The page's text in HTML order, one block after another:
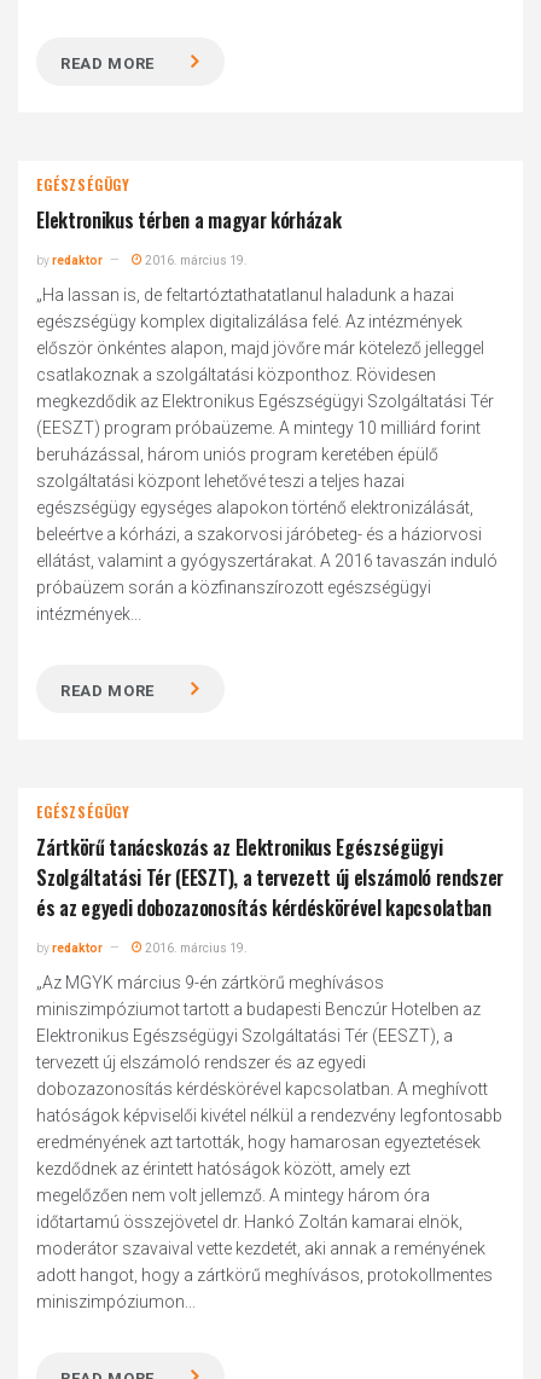
READ MORE
EGÉSZSÉGÜGY
Elektronikus térben a magyar kórházak
byredaktor 2016. március 19.
„Ha lassan is, de feltartóztathatatlanul haladunk a hazai
egészségügy komplex digitalizálása felé. Az intézmények
először önkéntes alapon, majd jövőre már kötelező jelleggel
csatlakoznak a szolgáltatási központhoz. Rövidesen
megkezdődik az Elektronikus Egészségügyi Szolgáltatási Tér
(EESZT) program próbaüzeme. A mintegy 10 milliárd forint
beruházással, három uniós program keretében épülő
szolgáltatási központ lehetővé teszi a teljes hazai
egészségügy egységes alapokon történő elektronizálását,
beleértve a kórházi, a szakorvosi járóbeteg- és a háziorvosi
ellátást, valamint a gyógyszertárakat. A 2016 tavaszán induló
próbaüzem során a közfinanszírozott egészségügyi
intézmények...
READ MORE
EGÉSZSÉGÜGY
Zártkörű tanácskozás az Elektronikus Egészségügyi
Szolgáltatási Tér (EESZT), a tervezett új elszámoló rendszer
és az egyedi dobozazonosítás kérdéskörével kapcsolatban
byredaktor 2016. március 19.
„Az MGYK március 9-én zártkörű meghívásos
miniszimpóziumot tartott a budapesti Benczúr Hotelben az
Elektronikus Egészségügyi Szolgáltatási Tér (EESZT), a
tervezett új elszámoló rendszer és az egyedi
dobozazonosítás kérdéskörével kapcsolatban. A meghívott
hatóságok képviselői kivétel nélkül a rendezvény legfontosabb
eredményének azt tartották, hogy hamarosan egyeztetések
kezdődnek az érintett hatóságok között, amely ezt
megelőzően nem volt jellemző. A mintegy három óra
időtartamú összejövetel dr. Hankó Zoltán kamarai elnök,
moderátor szavaival vette kezdetét, aki annak a reményének
adott hangot, hogy a zártkörű meghívásos, protokollmentes
miniszimpóziumon...